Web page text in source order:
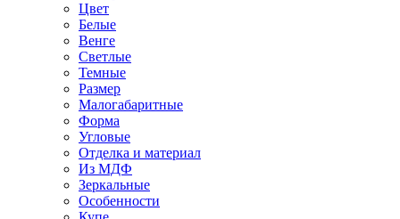
Цвет
Белые
Венге
Светлые
Темные
Размер
Малогабаритные
Форма
Угловые
Отделка и материал
Из МДФ
Зеркальные
Особенности